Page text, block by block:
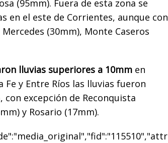
(95mm). Fuera de esta zona se
en el este de Corrientes, aunque con
(30mm), Monte Caseros
lluvias superiores a 10mm en
Fe y Entre Ríos las lluvias fueron
excepción de Reconquista
y Rosario (17mm).